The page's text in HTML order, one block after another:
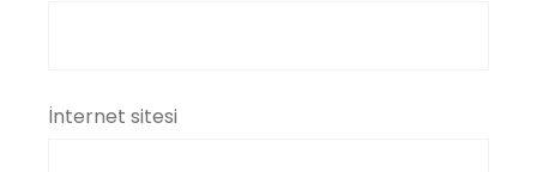
İnternet sitesi